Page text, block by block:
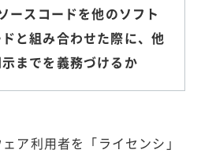
スコードを他のソフト
と組み合わせた際に、他
までを義務づけるか
ア利用者を「ライセンシ」